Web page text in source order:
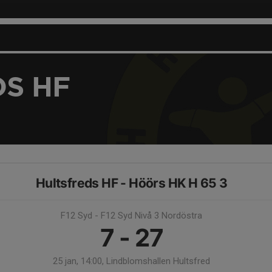
HF
Hultsfreds HF - Höörs HK H 65 3
F12 Syd - F12 Syd Nivå 3 Nordöstra
7 - 27
25 jan, 14:00, Lindblomshallen Hultsfred